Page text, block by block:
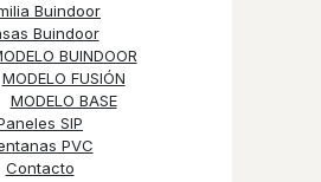
Buindoor
Buindoor
BUINDOOR
MODELO FUSIÓN
MODELO BASE
SIP
PVC
Contacto